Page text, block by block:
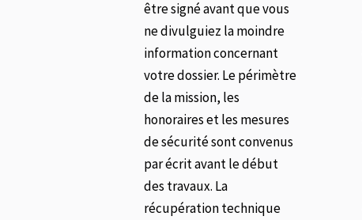
être signé avant que vous
ne divulguiez la moindre
information concernant
votre dossier. Le périmètre
de la mission, les
honoraires et les mesures
de sécurité sont convenus
par écrit avant le début
des travaux. La
récupération technique